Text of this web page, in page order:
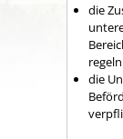
die
die